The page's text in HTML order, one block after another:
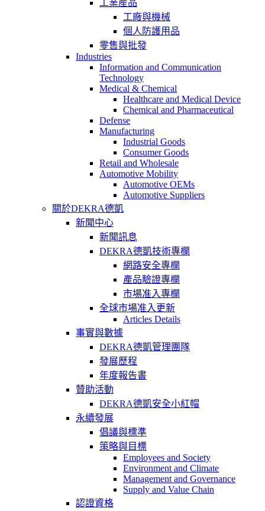
工業産品
工廠與機械
個人防護用品
零售與批發
Industries
Information and Communication
Technology
Medical & Chemical
Healthcare and Medical Device
Chemical and Pharmaceutical
Defense
Manufacturing
Industrial Goods
Consumer Goods
Retail and Wholesale
Automotive Mobility
Automotive OEMs
Automotive Suppliers
關於DEKRA德凱
新聞中心
新聞訊息
DEKRA德凱技術專欄
網路安全專欄
產品驗證專欄
市場准入專欄
全球市場准入更新
Articles Details
事實與數據
DEKRA德凱管理團隊
發展歷程
年度報告書
贊助活動
DEKRA德凱安全小紅帽
永續發展
倡議與標準
策略與目標
Employees and Society
Environment and Climate
Management and Governance
Supply and Value Chain
認證資格